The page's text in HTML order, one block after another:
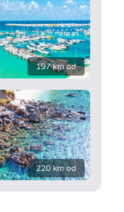
197 km od
220 km od